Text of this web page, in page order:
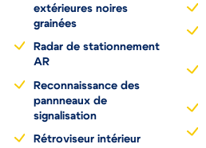
extérieures noires
grainées
Radar de stationnement
AR
Reconnaissance des
pannneaux de
signalisation
Rétroviseur intérieur